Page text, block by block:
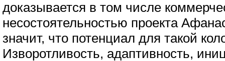
доказывается в том числе
несостоятельностью проекта
значит, что потенциал для такой
Изворотливость, адаптивность,